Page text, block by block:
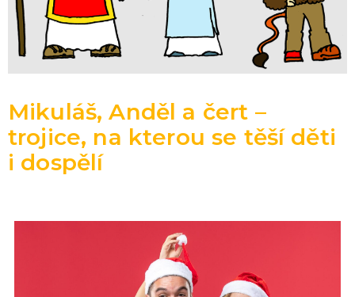
Mikuláš, Anděl a čert –
trojice, na kterou se těší děti
i dospělí